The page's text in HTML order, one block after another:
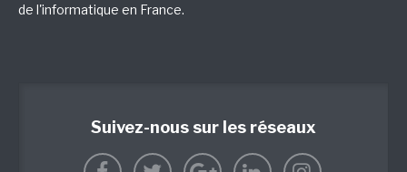
de l'informatique en France.
Suivez-nous sur les réseaux